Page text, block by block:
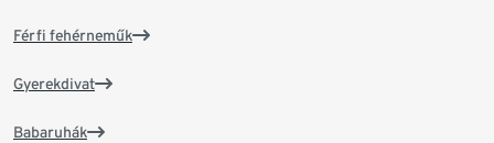
Férfi fehérneműk
Gyerekdivat
Babaruhák